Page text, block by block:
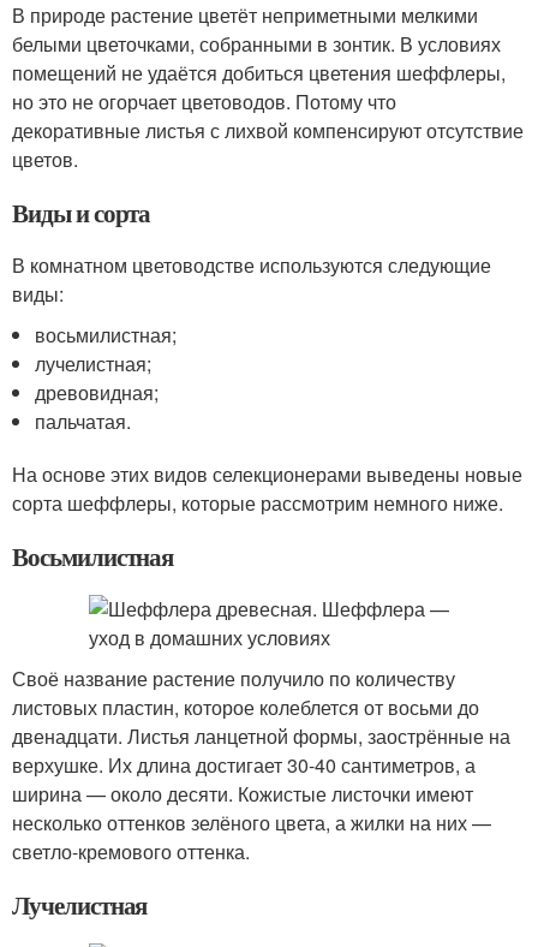
В природе растение цветёт неприметными мелкими
белыми цветочками, собранными в зонтик. В условиях
помещений не удаётся добиться цветения шеффлеры,
но это не огорчает цветоводов. Потому что
декоративные листья с лихвой компенсируют отсутствие
цветов.
Виды и сорта
В комнатном цветоводстве используются следующие
виды:
восьмилистная;
лучелистная;
древовидная;
пальчатая.
На основе этих видов селекционерами выведены новые
сорта шеффлеры, которые рассмотрим немного ниже.
Восьмилистная
Своё название растение получило по количеству
листовых пластин, которое колеблется от восьми до
двенадцати. Листья ланцетной формы, заострённые на
верхушке. Их длина достигает 30-40 сантиметров, а
ширина — около десяти. Кожистые листочки имеют
несколько оттенков зелёного цвета, а жилки на них —
светло-кремового оттенка.
Лучелистная